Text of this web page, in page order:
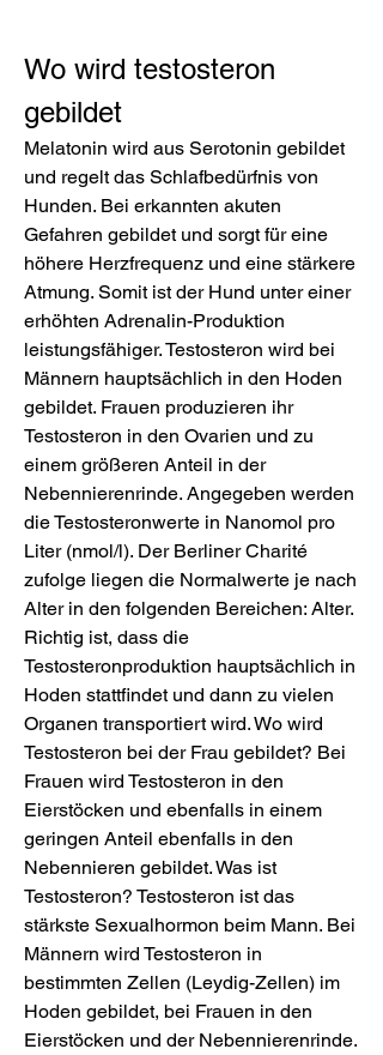
Wo wird testosteron
gebildet
Melatonin wird aus Serotonin gebildet
und regelt das Schlafbedürfnis von
Hunden. Bei erkannten akuten
Gefahren gebildet und sorgt für eine
höhere Herzfrequenz und eine stärkere
Atmung. Somit ist der Hund unter einer
erhöhten Adrenalin-Produktion
leistungsfähiger. Testosteron wird bei
Männern hauptsächlich in den Hoden
gebildet. Frauen produzieren ihr
Testosteron in den Ovarien und zu
einem größeren Anteil in der
Nebennierenrinde. Angegeben werden
die Testosteronwerte in Nanomol pro
Liter (nmol/l). Der Berliner Charité
zufolge liegen die Normalwerte je nach
Alter in den folgenden Bereichen: Alter.
Richtig ist, dass die
Testosteronproduktion hauptsächlich in
Hoden stattfindet und dann zu vielen
Organen transportiert wird. Wo wird
Testosteron bei der Frau gebildet? Bei
Frauen wird Testosteron in den
Eierstöcken und ebenfalls in einem
geringen Anteil ebenfalls in den
Nebennieren gebildet. Was ist
Testosteron? Testosteron ist das
stärkste Sexualhormon beim Mann. Bei
Männern wird Testosteron in
bestimmten Zellen (Leydig-Zellen) im
Hoden gebildet, bei Frauen in den
Eierstöcken und der Nebennierenrinde.